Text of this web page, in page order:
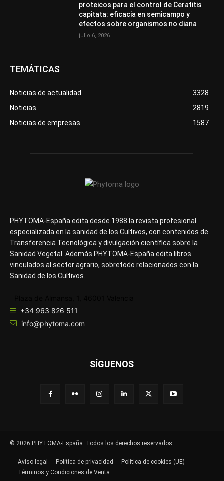
proteicos para el control de Ceratitis
capitata: eficacia en semicampo y
efectos sobre organismos no diana
julio 6, 2026
TEMÁTICAS
Noticias de actualidad
3328
Noticias
2819
Noticias de empresas
1587
PHYTOMA-España edita desde 1988 la revista profesional
especializada en la sanidad de los Cultivos, con contenidos de
Transferencia Tecnológica y divulgación científica sobre la
Sanidad Vegetal. Además PHYTOMA-España edita libros
vinculados al sector agrario, sobretodo relacionados con la
Sanidad de los Cultivos.
+34 963 826 511
info@phytoma.com
SÍGUENOS
© 2026 PHYTOMA-España. Todos los derechos reservados.
Aviso legal Política de privacidad
Política de cookies (UE)
Términos y Condiciones de Venta